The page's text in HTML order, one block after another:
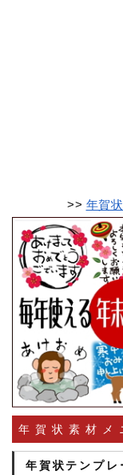
>> 年賀
年賀状素材メ
年賀状テンプレ